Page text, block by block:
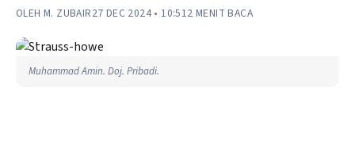
OLEH M. ZUBAIR27 DEC 2024 • 10:512 MENIT BACA
Muhammad Amin. Doj. Pribadi.